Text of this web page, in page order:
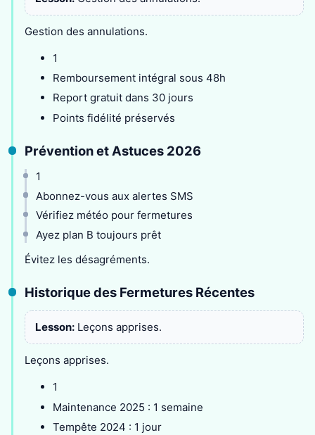
Gestion des annulations.
1
Remboursement intégral sous 48h
Report gratuit dans 30 jours
Points fidélité préservés
Prévention et Astuces 2026
1
Abonnez-vous aux alertes SMS
Vérifiez météo pour fermetures
Ayez plan B toujours prêt
Évitez les désagréments.
Historique des Fermetures Récentes
Lesson:Leçons apprises.
Leçons apprises.
1
Maintenance 2025 : 1 semaine
Tempête 2024 : 1 jour